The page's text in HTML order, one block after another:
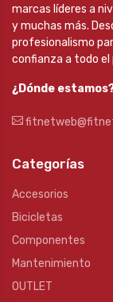
marcas líderes a
y muchas más.
profesionalismo
confianza a todo el
¿Dónde
Categorías
Accesorios
Bicicletas
Componentes
Mantenimiento
OUTLET